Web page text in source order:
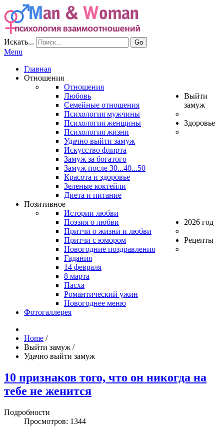
Искать... Go
Menu
Главная
Отношения
Отношения
Любовь
Семейные отношения
Психология мужчины
Психология женщины
Психология жизни
Выйти
замуж
Удачно выйти замуж
Искусство флирта
Замуж за богатого
Замуж после 30...40...50
Здоровье
Красота и здоровье
Зеленые коктейли
Диета и питание
Позитивное
Истории любви
Поэзия о любви
Притчи о жизни и любви
Притчи с юмором
2026 год
Новогодние поздравления
Гадания
14 февраля
8 марта
Рецепты
Пасха
Романтический ужин
Новогоднее меню
Фотогаллерея
Home /
Выйти замуж /
Удачно выйти замуж
10 признаков того, что он никогда на
тебе не женится
Подробности
Просмотров: 1344